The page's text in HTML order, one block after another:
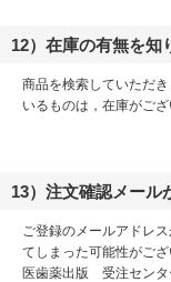
12）在庫の有無を知
商品を検索していただ
いるものは，在庫がござ
13）注文確認メール
ご登録のメールアドレ
てしまった可能性がござ
医歯薬出版 受注センタ